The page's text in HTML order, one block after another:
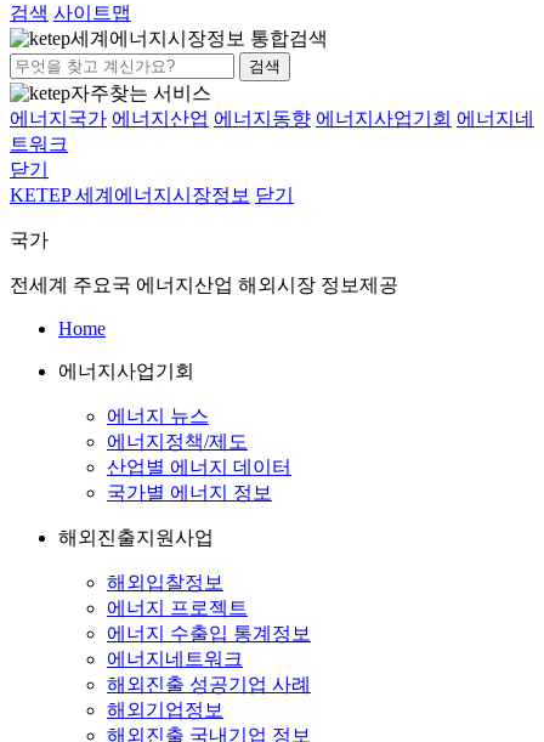
검색 사이트맵
세계에너지시장정보 통합검색
검색
자주찾는 서비스
에너지국가 에너지산업 에너지동향 에너지사업기회 에너지네
트워크
닫기
KETEP 세계에너지시장정보 닫기
국가
전세계 주요국 에너지산업 해외시장 정보제공
Home
에너지사업기회
에너지 뉴스
에너지정책/제도
산업별 에너지 데이터
국가별 에너지 정보
해외진출지원사업
해외입찰정보
에너지 프로젝트
에너지 수출입 통계정보
에너지네트워크
해외진출 성공기업 사례
해외기업정보
해외진출 국내기업 정보